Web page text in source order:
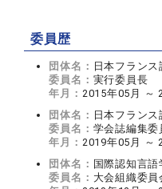
委員歴
団体名： 日本フラン
委員名： 実行委員長
年月： 2015年05月 ～
団体名： 日本フラン
委員名： 学会誌編集委
年月： 2019年05月 ～
団体名： 国際認知言語
委員名： 大会組織委員